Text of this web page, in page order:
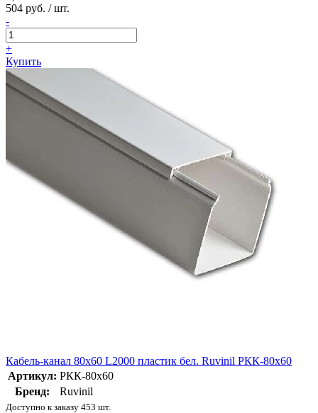
504 руб. / шт.
-
+
Купить
Кабель-канал 80х60 L2000 пластик бел. Ruvinil РКК-80х60
Артикул: РКК-80х60
Бренд:
Ruvinil
Доступно к заказу 453 шт.